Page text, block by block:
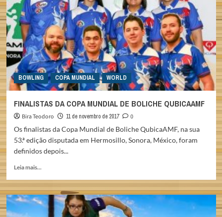
COPA
MUNDIAL
DE
BOLICHE
BOWLING COPA MUNDIAL WORLD
FINALISTAS DA COPA MUNDIAL DE BOLICHE QUBICAAMF
Bira Teodoro 11 de novembro de 2017
0
Os finalistas da Copa Mundial de Boliche QubicaAMF, na sua
53.ª edição disputada em Hermosillo, Sonora, México, foram
definidos depois...
Leia mais...
about
FINALISTAS
DA